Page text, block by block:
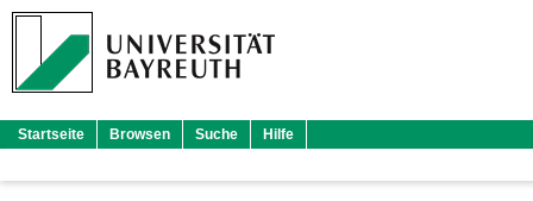
Startseite Browsen Suche Hilfe